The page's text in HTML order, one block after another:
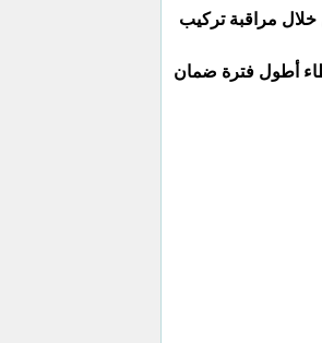
خلال مراقبة تركيب
أطول فترة ضمان